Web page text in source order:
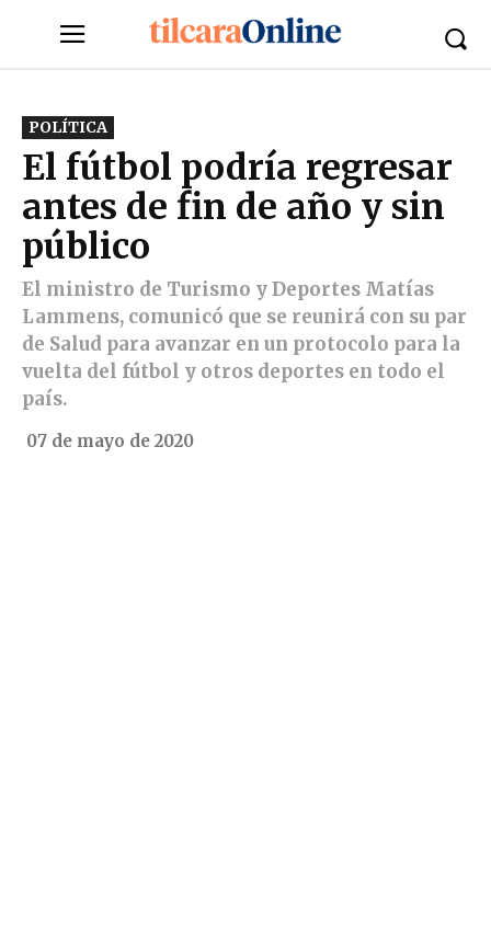
POLÍTICA
El fútbol podría regresar
antes de fin de año y sin
público
El ministro de Turismo y Deportes Matías
Lammens, comunicó que se reunirá con su par
de Salud para avanzar en un protocolo para la
vuelta del fútbol y otros deportes en todo el
país.
07 de mayo de 2020